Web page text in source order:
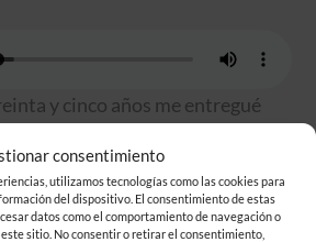
consentimiento
utilizamos tecnologías como las cookies para
del dispositivo. El consentimiento de estas
datos como el comportamiento de navegación o
sitio. No consentir o retirar el consentimiento,
y cinco años me entregué
que la luz y la paciencia eran
del retratista. De aquel oficio
copias que hoy circulan por